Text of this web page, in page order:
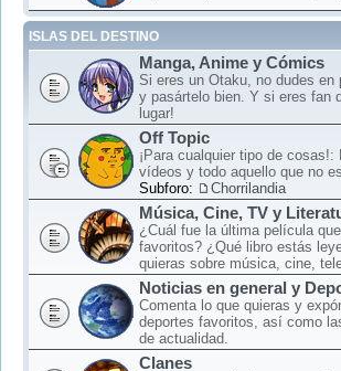
ISLAS DEL DESTINO
Manga, Anime y Cómics
Si eres un Otaku, no dudes en
y pasártelo bien. Y si eres fan
lugar!
Off Topic
¡Para cualquier tipo de
vídeos y todo aquello que no
Subforo:
Chorrilandia
Música, Cine, TV y
¿Cuál fue la última película
favoritos? ¿Qué libro estás
quieras sobre música, cine,
Noticias en general y
Comenta lo que quieras y
deportes favoritos, así como
de actualidad.
Clanes